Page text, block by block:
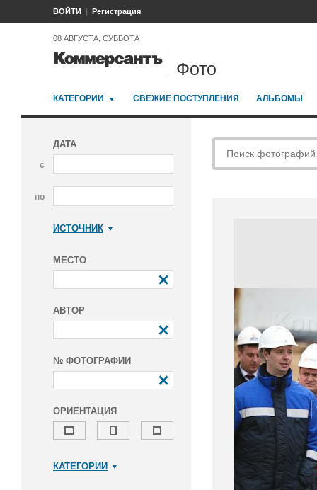
ВОЙТИ Регистрация
08 АВГУСТА, СУББОТА
Фото
КАТЕГОРИИ СВЕЖИЕ ПОСТУПЛЕНИЯ АЛЬБОМЫ
ДАТА
с
по
ИСТОЧНИК
МЕСТО
АВТОР
№ ФОТОГРАФИИ
ОРИЕНТАЦИЯ
КАТЕГОРИИ